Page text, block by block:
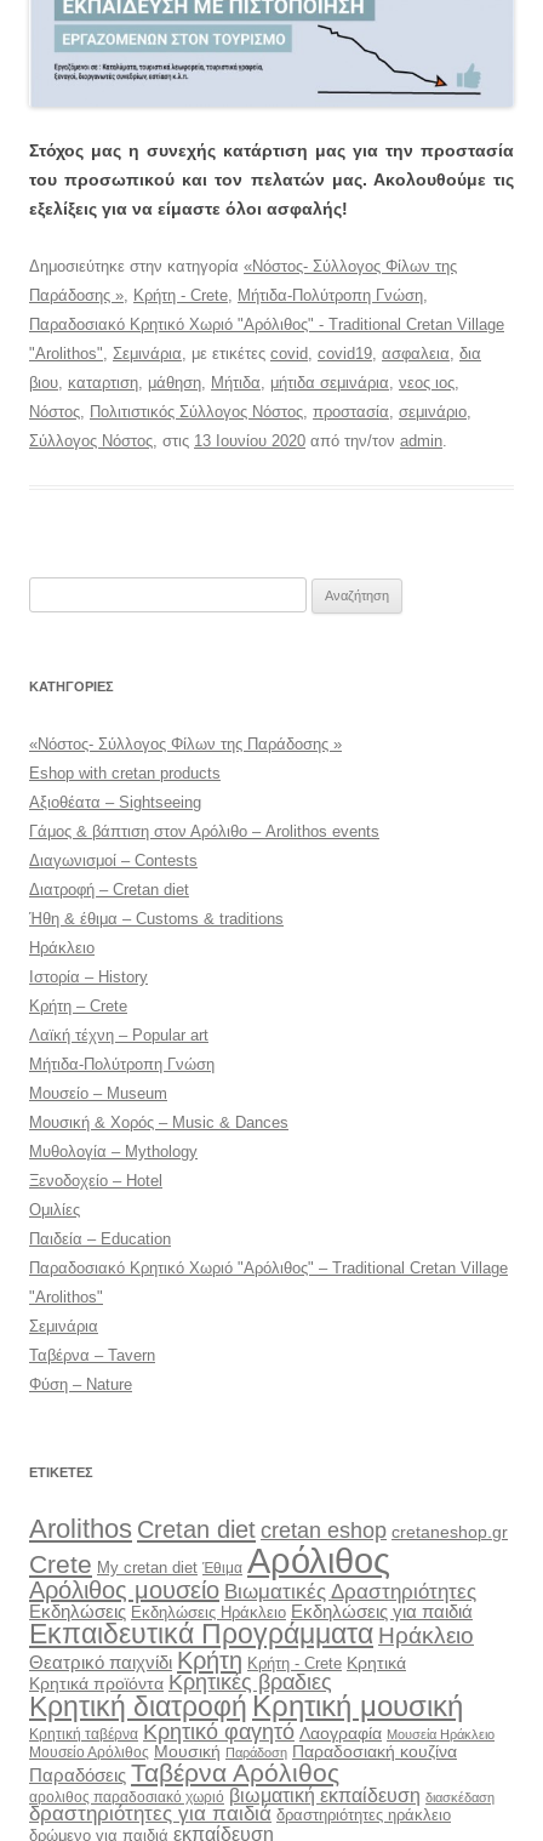
Στόχος μας η συνεχής κατάρτιση μας για την προστασία
του προσωπικού και τον πελατών μας. Ακολουθούμε τις
εξελίξεις για να είμαστε όλοι ασφαλής!
Δημοσιεύτηκε στην κατηγορία «Νόστος- Σύλλογος Φίλων της
Παράδοσης », Κρήτη - Crete, Μήτιδα-Πολύτροπη Γνώση,
Παραδοσιακό Κρητικό Χωριό "Αρόλιθος" - Traditional Cretan Village
"Arolithos", Σεμινάρια, με ετικέτες covid, covid19, ασφαλεια, δια
βιου, καταρτιση, μάθηση, Μήτιδα, μήτιδα σεμινάρια, νεος ιος,
Νόστος, Πολιτιστικός Σύλλογος Νόστος, προστασία, σεμινάριο,
Σύλλογος Νόστος, στις 13 Ιουνίου 2020 από την/τον admin.
KΑΤΗΓΟΡΊΕΣ
«Νόστος- Σύλλογος Φίλων της Παράδοσης »
Eshop with cretan products
Αξιοθέατα – Sightseeing
Γάμος & βάπτιση στον Αρόλιθο – Arolithos events
Διαγωνισμοί – Contests
Διατροφή – Cretan diet
Ήθη & έθιμα – Customs & traditions
Ηράκλειο
Ιστορία – History
Κρήτη – Crete
Λαϊκή τέχνη – Popular art
Μήτιδα-Πολύτροπη Γνώση
Μουσείο – Museum
Μουσική & Χορός – Music & Dances
Μυθολογία – Mythology
Ξενοδοχείο – Hotel
Ομιλίες
Παιδεία – Education
Παραδοσιακό Κρητικό Χωριό "Αρόλιθος" – Traditional Cretan Village
"Arolithos"
Σεμινάρια
Ταβέρνα – Tavern
Φύση – Nature
ΕΤΙΚΈΤΕΣ
Arolithos Cretan dietcretan eshop cretaneshop.gr
Crete My cretan diet Έθιμα Αρόλιθος
Αρόλιθος μουσείο Βιωματικές Δραστηριότητες
Εκδηλώσεις Εκδηλώσεις Ηράκλειο Εκδηλώσεις για παιδιά
Εκπαιδευτικά Προγράμματα Ηράκλειο
Θεατρικό παιχνίδι Κρήτη Κρήτη - Crete Κρητικά
Κρητικά προϊόντα Κρητικές βραδιες
Κρητική διατροφή Κρητική μουσική
Κρητική ταβέρνα Κρητικό φαγητό Λαογραφία Μουσεία Ηράκλειο
Μουσείο Αρόλιθος Μουσική Παράδοση Παραδοσιακή κουζίνα
Παραδόσεις Ταβέρνα Αρόλιθος
αρολιθος παραδοσιακό χωριό βιωματική εκπαίδευση διασκέδαση
δραστηριότητες για παιδιά δραστηριότητες ηράκλειο
δρώμενο για παιδιά εκπαίδευση